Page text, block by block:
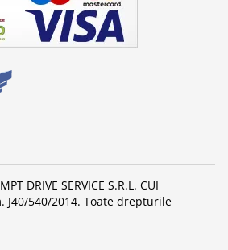
DRIVE SERVICE S.R.L. CUI
J40/540/2014. Toate drepturile